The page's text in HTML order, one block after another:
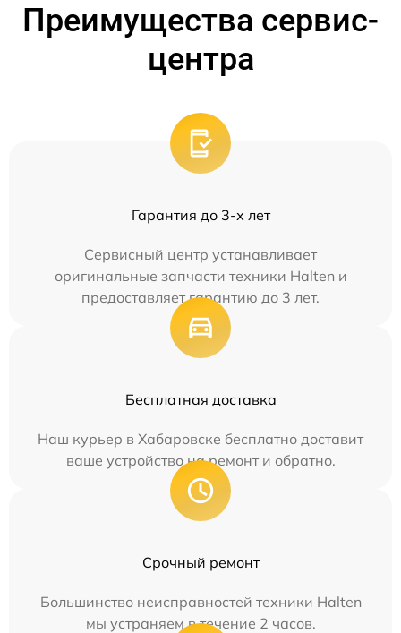
Преимущества сервис-
центра
Гарантия до 3-х лет
Сервисный центр устанавливает
оригинальные запчасти техники Halten и
предоставляет гарантию до 3 лет.
Бесплатная доставка
Наш курьер в Хабаровске бесплатно доставит
ваше устройство на ремонт и обратно.
Срочный ремонт
Большинство неисправностей техники Halten
мы устраняем в течение 2 часов.